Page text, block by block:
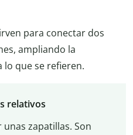
para conectar dos
ampliando la
que se refieren.
relativos
zapatillas. Son